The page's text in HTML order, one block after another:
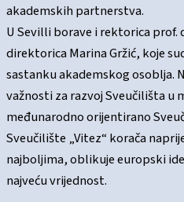
akademskih partnerstva.
U Sevilli borave i rektorica prof.
direktorica Marina Gržić, koje
sastanku akademskog osoblja.
važnosti za razvoj Sveučilišta u
međunarodno orijentirano
Sveučilište „Vitez“ korača
najboljima, oblikuje europski
najveću vrijednost.